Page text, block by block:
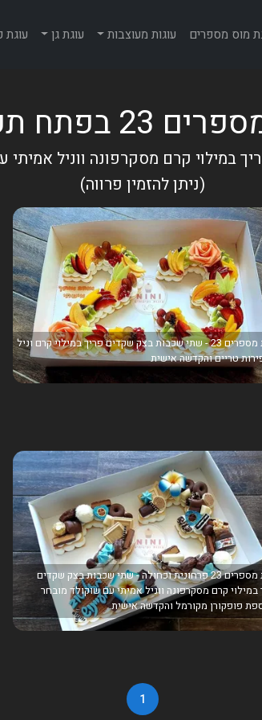
מוס מספרים עוגות מעוצבות עוגת גן
בפתח תקווה
במילוי קרם מסקרפונה ווניל אמיתי
(ניתן להזמין פרווה)
עוגת מספרים 23 - שתי שכבות בצק שקדים פריך במילוי קרם וניל
טריים והקדשה אישית
עוגת מספרים 23 פרחונית וכחולה - שתי שכבות בצק שקדים
במילוי קרם מסקרפונה ווניל אמיתי עם שוקולד מובחר
פופקורן מקורמל והקדשה אישית.
1